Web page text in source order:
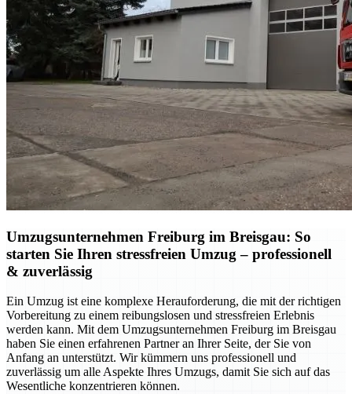
Umzugsunternehmen Freiburg im Breisgau: So
starten Sie Ihren stressfreien Umzug – professionell
& zuverlässig
Ein Umzug ist eine komplexe Herauforderung, die mit der richtigen
Vorbereitung zu einem reibungslosen und stressfreien Erlebnis
werden kann. Mit dem Umzugsunternehmen Freiburg im Breisgau
haben Sie einen erfahrenen Partner an Ihrer Seite, der Sie von
Anfang an unterstützt. Wir kümmern uns professionell und
zuverlässig um alle Aspekte Ihres Umzugs, damit Sie sich auf das
Wesentliche konzentrieren können.